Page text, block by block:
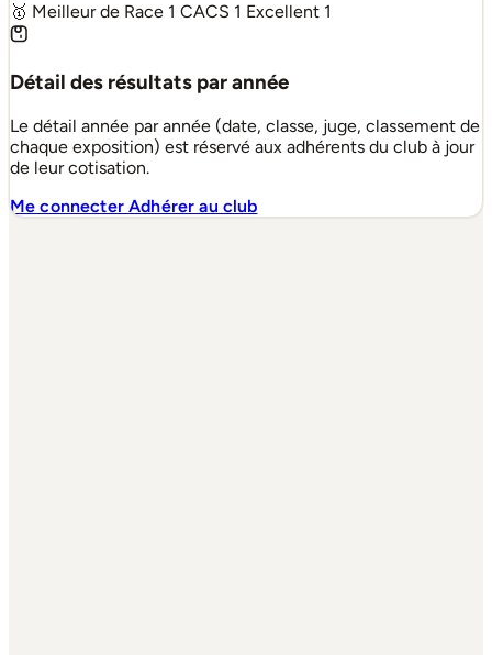
🥇 Meilleur de Race 1 CACS 1 Excellent 1
Détail des résultats par année
Le détail année par année (date, classe, juge, classement de
chaque exposition) est réservé aux adhérents du club à jour
de leur cotisation.
Me connecterAdhérer au club